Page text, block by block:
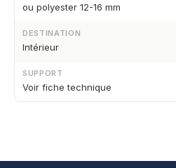
ou polyester 12-16 mm
DESTINATION
Intérieur
SUPPORT
Voir fiche technique